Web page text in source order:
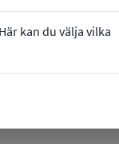
kan du välja vilka